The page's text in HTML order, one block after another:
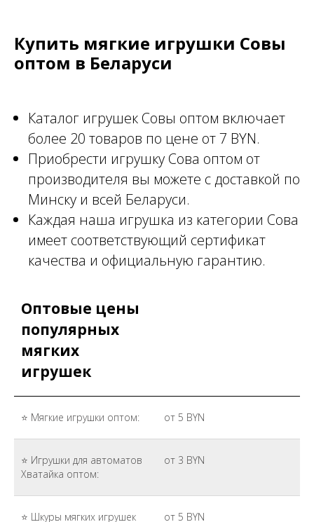
Купить мягкие игрушки Совы
оптом в Беларуси
Каталог игрушек Совы оптом включает
более 20 товаров по цене от 7 BYN.
Приобрести игрушку Сова оптом от
производителя вы можете с доставкой по
Минску и всей Беларуси.
Каждая наша игрушка из категории Сова
имеет соответствующий сертификат
качества и официальную гарантию.
Оптовые цены
популярных
мягких
игрушек
⭐ Мягкие игрушки оптом: от 5 BYN
⭐ Игрушки для автоматов
Хватайка оптом:
от 3 BYN
⭐ Шкуры мягких игрушек
от 5 BYN